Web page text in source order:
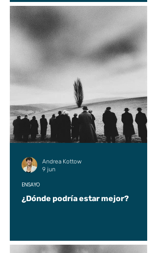
¿Dónde podría estar mejor?
ENSAYO
Andrea Kottow
9 jun